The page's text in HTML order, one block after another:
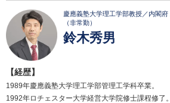
慶應義塾大学理工学部教授／内閣
（非常勤）
鈴木秀男
【経歴】
1989年慶應義塾大学理工学部管理工学科卒業。
1992年ロチェスター大学経営大学院修士課程修了。